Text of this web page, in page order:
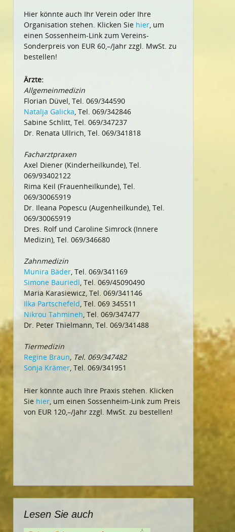
Hier könnte auch Ihr Verein oder Ihre
Organisation stehen. Klicken Sie hier, um
einen Sossenheim-Link zum Vereins-
Sonderpreis von EUR 60,–/Jahr zzgl. MwSt. zu
bestellen!
Ärzte:
Allgemeinmedizin
Florian Düvel, Tel. 069/344590
Natalja Galicka, Tel. 069/342846
Sabine Schlitt, Tel. 069/347237
Dr. Renata Ullrich, Tel. 069/341818
Facharztpraxen
Axel Diener (Kinderheilkunde), Tel.
069/93402122
Rima Keil (Frauenheilkunde), Tel.
069/30065919
Dr. Ileana Popescu (Augenheilkunde), Tel.
069/30065919
Dres. Rolf und Caroline Simrock (Innere
Medizin), Tel. 069/346680
Zahnmedizin
Munira Bäder, Tel. 069/341169
Simone Bauriedl, Tel. 069/45090490
Maria Karasiewicz, Tel. 069/341146
Ilka Partschefeld, Tel. 069 345511
Nikrou Tahmineh, Tel. 069/347477
Dr. Peter Thielmann, Tel. 069/341488
Tiermedizin
Regine Braun, Tel. 069/347482
Sonja Krämer, Tel. 069/341951
Hier könnte auch Ihre Praxis stehen. Klicken
Sie hier, um einen Sossenheim-Link zum Preis
von EUR 120,–/Jahr zzgl. MwSt. zu bestellen!
Lesen Sie auch